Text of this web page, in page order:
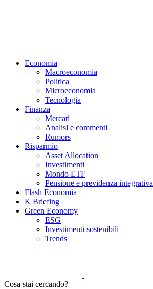
Economia
Macroeconomia
Politica
Microeconomia
Tecnologia
Finanza
Mercati
Analisi e commenti
Rumors
Risparmio
Asset Allocation
Investimenti
Mondo ETF
Pensione e previdenza integrativa
Flash Economia
K Briefing
Green Economy
ESG
Investimenti sostenibili
Trends
Cosa stai cercando?